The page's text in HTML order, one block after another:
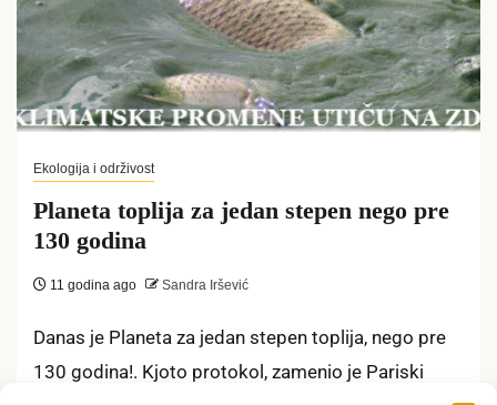
Ekologija i održivost
Planeta toplija za jedan stepen nego pre
130 godina
11 godina ago Sandra Iršević
Danas je Planeta za jedan stepen toplija, nego pre
130 godina!. Kjoto protokol, zamenio je Pariski